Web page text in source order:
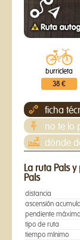
burricleta
38 €
ficha
no te lo
dónde
La ruta Pals
Pals
distancia
ascensión
pendiente máxima
tipo de ruta
tiempo mínimo